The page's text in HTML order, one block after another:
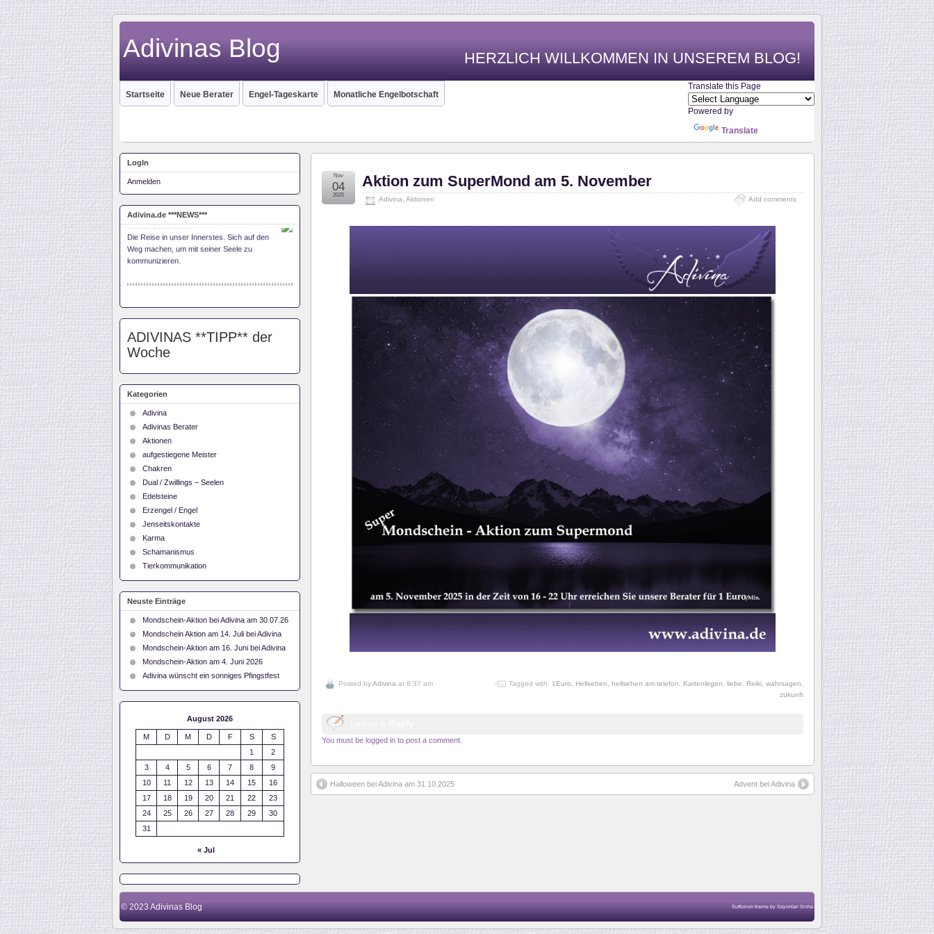
Adivinas Blog HERZLICH WILLKOMMEN IN UNSEREM BLOG!
Translate this Page
Powered by
Translate
Startseite Neue Berater Engel-Tageskarte Monatliche Engelbotschaft
Aktion zum SuperMond am 5. November
Adivina Aktionen Add comments
Nov
04
2025
Posted byAdivina at 8:37 am Tagged with: 1Euro Hellsehen hellsehen am telefon Kartenlegen liebe Reiki wahrsagen
zukunft
You must be logged in to post a comment.
Halloween bei Adivina am 31.10.2025 Advent bei Adivina
LogIn
Anmelden
Adivina.de ***NEWS***
Monas Seelenreise
Die Reise in unser Innerstes. Sich auf den
Weg machen, um mit seiner Seele zu
kommunizieren.
ADIVINAS **TIPP** der
Woche
Kategorien
Adivina
Adivinas Berater
Aktionen
aufgestiegene Meister
Chakren
Dual / Zwillings – Seelen
Edelsteine
Erzengel / Engel
Jenseitskontakte
Karma
Schamanismus
Tierkommunikation
Neuste Einträge
Mondschein-Aktion bei Adivina am 30.07.26
Mondschein Aktion am 14. Juli bei Adivina
Mondschein-Aktion am 16. Juni bei Adivina
Mondschein-Aktion am 4. Juni 2026
Adivina wünscht ein sonniges Pfingstfest
August 2026
M D M D F S
S
1
2
3
4 5 6 7 8
9
10
11 12 13 14 15
16
17
18 19 20 21 22
23
24
25 26 27 28 29
30
31
« Jul
© 2023Adivinas Blog Suffusion theme by Sayontan Sinha